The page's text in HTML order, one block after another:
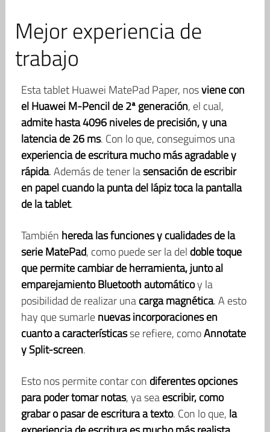
Mejor experiencia de
trabajo
Esta tablet Huawei MatePad Paper, nosviene con
el Huawei M-Pencil de 2ª generación, el cual,
admite hasta 4096 niveles de precisión, y una
latencia de 26 ms. Con lo que, conseguimos una
experiencia de escritura mucho más agradable y
rápida. Además de tener lasensación de escribir
en papel cuando la punta del lápiz toca la pantalla
de la tablet.
También hereda las funciones y cualidades de la
serie MatePad, como puede ser la del doble toque
que permite cambiar de herramienta, junto al
emparejamiento Bluetooth automáticoy la
posibilidad de realizar unacarga magnética. A esto
hay que sumarlenuevas incorporaciones en
cuanto a característicasse refiere, comoAnnotate
y Split-screen.
Esto nos permite contar con diferentes opciones
para poder tomar notas, ya seaescribir, como
grabar o pasar de escritura a texto. Con lo que, la